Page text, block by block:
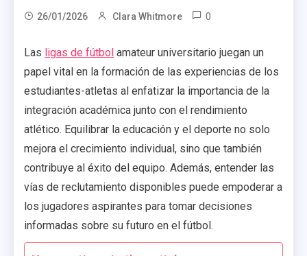
26/01/2026 Clara Whitmore 0
Las ligas de fútbol amateur universitario juegan un
papel vital en la formación de las experiencias de los
estudiantes-atletas al enfatizar la importancia de la
integración académica junto con el rendimiento
atlético. Equilibrar la educación y el deporte no solo
mejora el crecimiento individual, sino que también
contribuye al éxito del equipo. Además, entender las
vías de reclutamiento disponibles puede empoderar a
los jugadores aspirantes para tomar decisiones
informadas sobre su futuro en el fútbol.